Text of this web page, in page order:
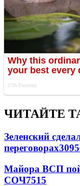
ЧИТАЙТЕ
Зеленский
переговорах
Майора ВСП
СОЧ7515